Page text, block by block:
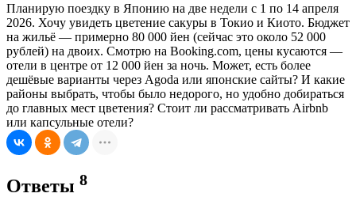
Планирую поездку в Японию на две недели с 1 по 14 апреля
2026. Хочу увидеть цветение сакуры в Токио и Киото. Бюджет
на жильё — примерно 80 000 йен (сейчас это около 52 000
рублей) на двоих. Смотрю на Booking.com, цены кусаются —
отели в центре от 12 000 йен за ночь. Может, есть более
дешёвые варианты через Agoda или японские сайты? И какие
районы выбрать, чтобы было недорого, но удобно добираться
до главных мест цветения? Стоит ли рассматривать Airbnb
или капсульные отели?
Ответы 8